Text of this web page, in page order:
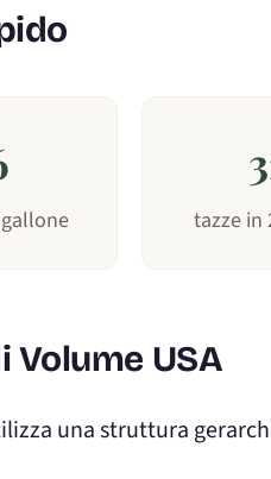
tazze in
Volume USA
una struttura